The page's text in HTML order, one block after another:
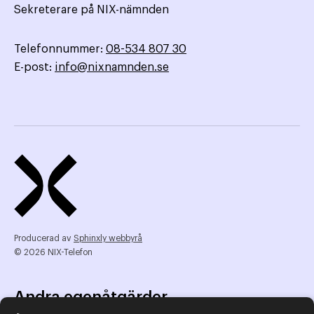
Sekreterare på NIX-nämnden
Telefonnummer: 08-534 807 30
E-post: info@nixnamnden.se
Producerad av Sphinxly webbyrå
© 2026 NIX-Telefon
Andra egenåtgärder